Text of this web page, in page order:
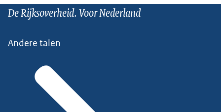
De Rijksoverheid. Voor Nederland
Andere talen